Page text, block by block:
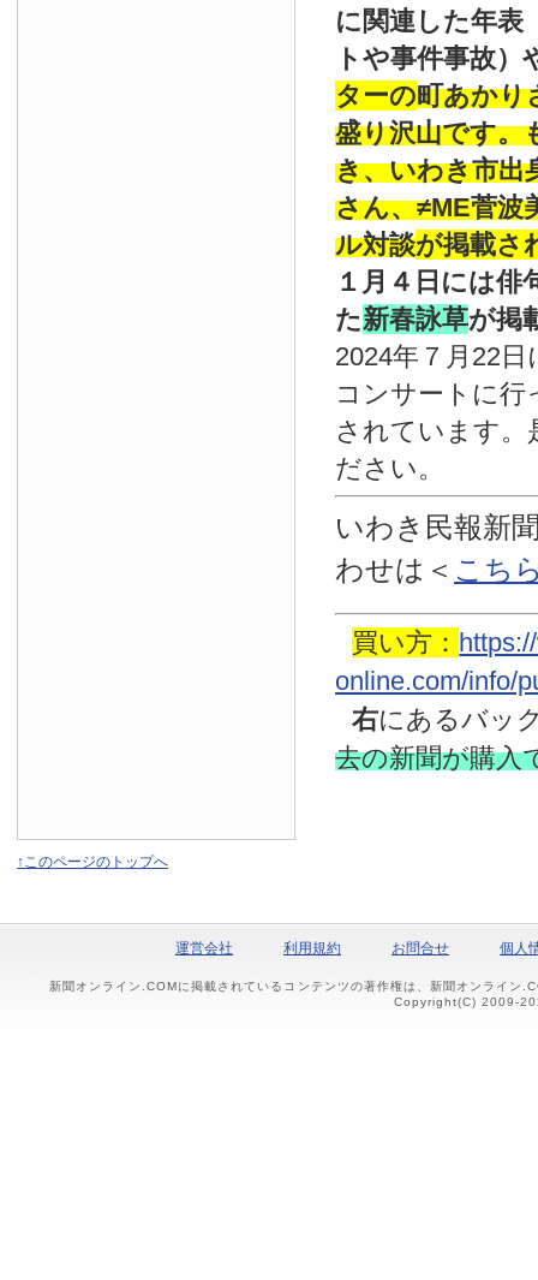
に関連した年表
トや事件事故）
ターの町あかり
盛り沢山です。
き、いわき市出
さん、≠ME菅波
ル対談が掲載さ
１月４日には俳
た新春詠草が掲
2024年７月22
コンサートに行
されています。
ださい。
いわき民報新
わせは ＜ こち
買い方：
online.com/info/
右にあるバッ
去の新聞が購入
↑このページのトップへ
運営会社 利用規約 お問合せ 個人
新聞オンライン.COMに掲載されているコンテンツの著作権は、新聞オンライン
Copyright(C) 2009-